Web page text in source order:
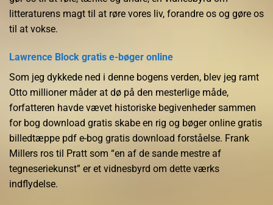
litteraturens magt til at røre vores liv, forandre os og gøre os
til at vokse.
Lawrence Block gratis e-bøger online
Som jeg dykkede ned i denne bogens verden, blev jeg ramt
Otto millioner måder at dø på den mesterlige måde,
forfatteren havde vævet historiske begivenheder sammen
for bog download gratis skabe en rig og bøger online gratis
billedtæppe pdf e-bog gratis download forståelse. Frank
Millers ros til Pratt som “en af de sande mestre af
tegneseriekunst” er et vidnesbyrd om dette værks
indflydelse.